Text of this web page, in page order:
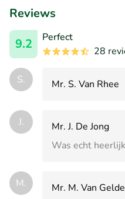
Reviews
9.2
Perfect
28
S. Mr. S. Van Rhee
J.
Mr. J. De Jong
Was echt
M.
Mr. M. Van